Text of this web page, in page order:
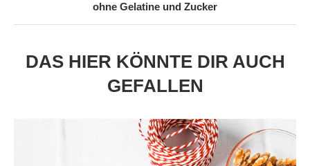
ohne Gelatine und Zucker
DAS HIER KÖNNTE DIR AUCH
GEFALLEN